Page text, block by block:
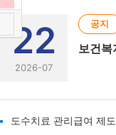
22
2026-07
공지
보건복
도수치료 관리급여 제도